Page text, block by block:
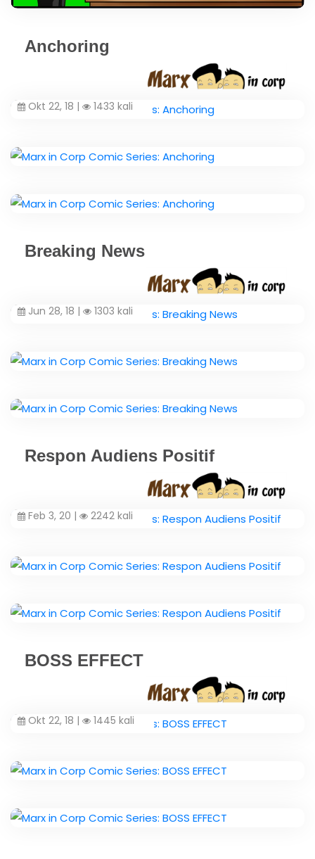
Anchoring
Okt 22, 18 | 1433 kali
Breaking News
Jun 28, 18 | 1303 kali
Respon Audiens Positif
Feb 3, 20 | 2242 kali
BOSS EFFECT
Okt 22, 18 | 1445 kali